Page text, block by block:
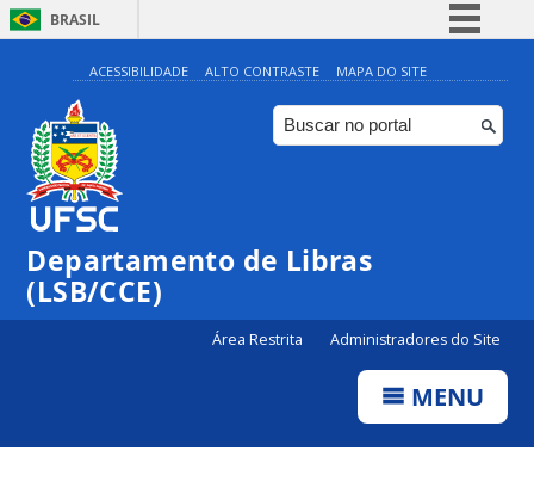
BRASIL
Simplifique!
Comunica BR
Participe
Canais
ACESSIBILIDADE ALTO CONTRASTE MAPA DO SITE
Departamento de Libras
(LSB/CCE)
Área Restrita Administradores do Site
MENU